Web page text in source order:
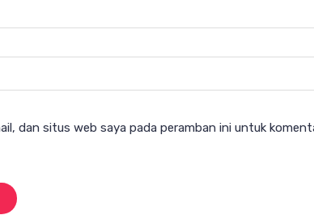
dan situs web saya pada peramban ini untuk